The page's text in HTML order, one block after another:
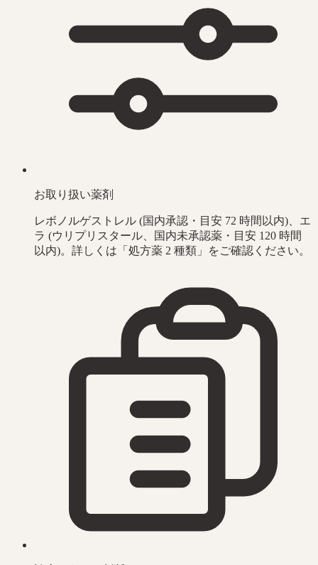
お取り扱い薬剤
レボノルゲストレル (国内承認・目安 72 時間以内)、エ
ラ (ウリプリスタール、国内未承認薬・目安 120 時間
以内)。詳しくは「処方薬 2 種類」をご確認ください。